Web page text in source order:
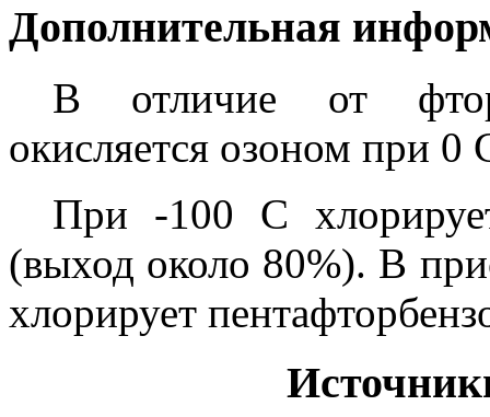
Дополнительная
В отличие от
окисляется озоном при 0
При -100 С
(выход около 80%). В
хлорирует